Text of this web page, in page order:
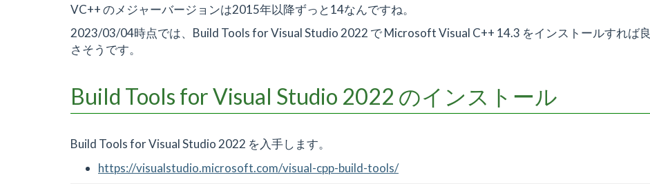
VC++ のメジャーバージョンは2015年以降ずっと14なんですね。
2023/03/04時点では、Build Tools for Visual Studio 2022 で Microsoft Visual C++ 14.3 をインストールすれば良
さそうです。
Build Tools for Visual Studio 2022 のインストール
Build Tools for Visual Studio 2022 を入手します。
https://visualstudio.microsoft.com/visual-cpp-build-tools/